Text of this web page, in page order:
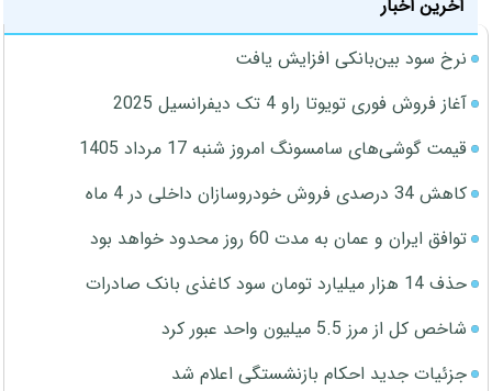
آخرین اخبار
نرخ سود بین‌بانکی افزایش یافت
آغاز فروش فوری تویوتا راو 4 تک دیفرانسیل 2025
قیمت گوشی‌های سامسونگ امروز شنبه 17 مرداد 1405
کاهش 34 درصدی فروش خودروسازان داخلی در 4 ماه
توافق ایران و عمان به مدت 60 روز محدود خواهد بود
حذف 14 هزار میلیارد تومان سود کاغذی بانک صادرات
شاخص کل از مرز 5.5 میلیون واحد عبور کرد
جزئیات جدید احکام بازنشستگی اعلام شد